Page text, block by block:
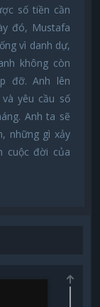
số tiền cần
đó, Mustafa
vì danh dự,
không còn
đỡ. Anh lên
yêu cầu số
Anh ta sẽ
những gì xảy
cuộc đời của